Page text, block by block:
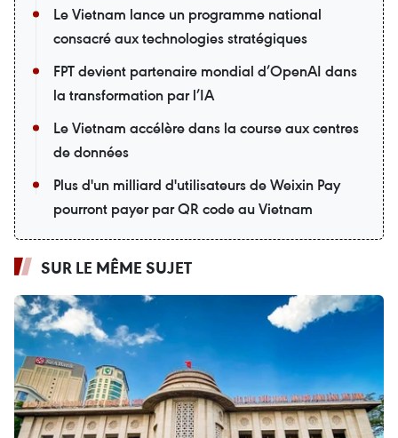
Le Vietnam lance un programme national
consacré aux technologies stratégiques
FPT devient partenaire mondial d’OpenAI dans
la transformation par l’IA
Le Vietnam accélère dans la course aux centres
de données
Plus d'un milliard d'utilisateurs de Weixin Pay
pourront payer par QR code au Vietnam
SUR LE MÊME SUJET